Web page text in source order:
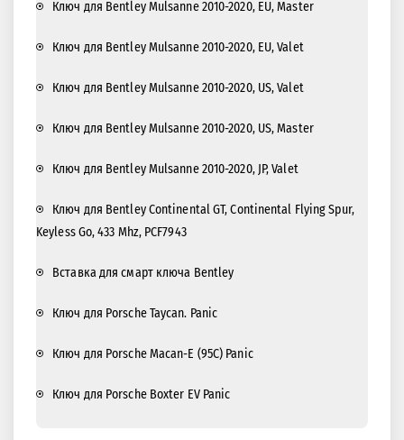
Ключ для Bentley Mulsanne 2010-2020, EU, Master
Ключ для Bentley Mulsanne 2010-2020, EU, Valet
Ключ для Bentley Mulsanne 2010-2020, US, Valet
Ключ для Bentley Mulsanne 2010-2020, US, Master
Ключ для Bentley Mulsanne 2010-2020, JP, Valet
Ключ для Bentley Continental GT, Continental Flying Spur,
Keyless Go, 433 Mhz, PCF7943
Вставка для смарт ключа Bentley
Ключ для Porsche Taycan. Panic
Ключ для Porsche Macan-E (95C) Panic
Ключ для Porsche Boxter EV Panic